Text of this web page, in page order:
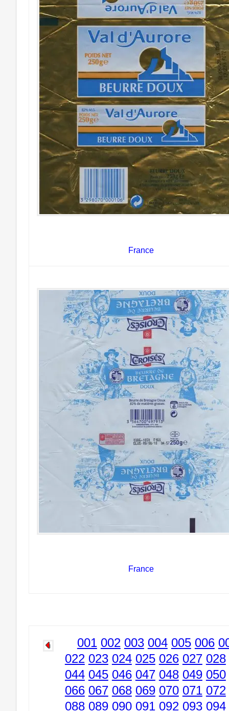
France
France
001 002 003 004 005 006
022 023 024 025 026 027 028
044 045 046 047 048 049 050
066 067 068 069 070 071 072
088 089 090 091 092 093 094